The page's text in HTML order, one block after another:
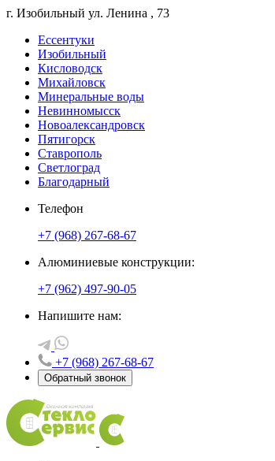
г. Изобильный ул. Ленина , 73
Ессентуки
Изобильный
Кисловодск
Михайловск
Минеральные воды
Невинномысск
Новоалександровск
Пятигорск
Ставрополь
Светлоград
Благодарный
Телефон
+7 (968) 267-68-67
Алюминиевые конструкции:
+7 (962) 497-90-05
Напишите нам:
+7 (968) 267-68-67
Обратный звонок